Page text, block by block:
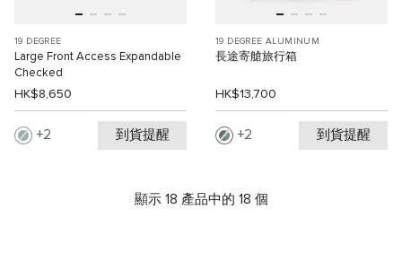
19 DEGREE
Large Front Access Expandable
Checked
HK$8,650
2 到貨提醒
19 DEGREE ALUMINUM
長途寄艙旅行箱
HK$13,700
2 到貨提醒
顯示 18 產品中的 18 個